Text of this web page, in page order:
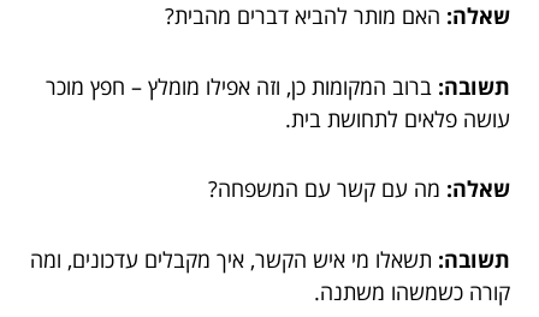
שאלה: האם מותר להביא דברים מהבית?
תשובה: ברוב המקומות כן, וזה אפילו מומלץ – חפץ מוכר
עושה פלאים לתחושת בית.
שאלה: מה עם קשר עם המשפחה?
תשובה: תשאלו מי איש הקשר, איך מקבלים עדכונים, ומה
קורה כשמשהו משתנה.